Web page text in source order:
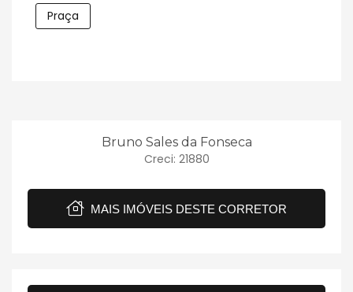
Praça
Bruno Sales da Fonseca
Creci: 21880
MAIS IMÓVEIS DESTE CORRETOR